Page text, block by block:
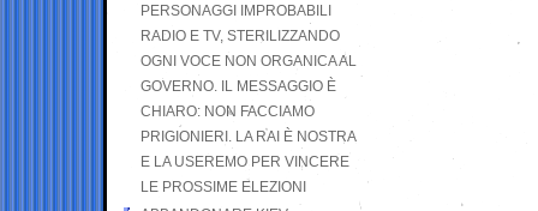
PERSONAGGI IMPROBABILI
RADIO E TV, STERILIZZANDO
OGNI VOCE NON ORGANICA AL
GOVERNO. IL MESSAGGIO È
CHIARO: NON FACCIAMO
PRIGIONIERI. LA RAI È NOSTRA
E LA USEREMO PER VINCERE
LE PROSSIME ELEZIONI